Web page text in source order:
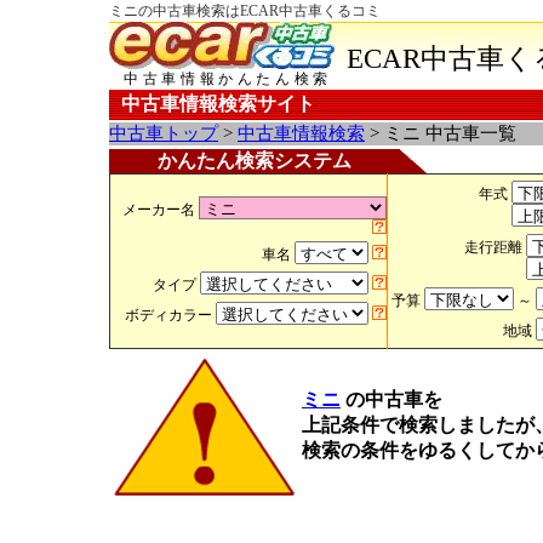
ミニの中古車検索はECAR中古車くるコミ
中古車情報かんたん検索
ECAR中古車
中古車情報検索サイト
中古車トップ> 中古車情報検索 > ミニ 中古車一覧
かんたん検索システム
メーカー名
車名
タイプ
ボディカラー
年式
走行距離
予算
～
地域
ミニ の中古車を
上記条件で検索しました
検索の条件をゆるくして